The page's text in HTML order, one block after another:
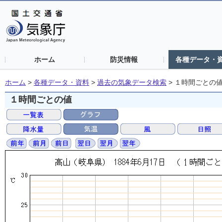
ホーム 防災情報 各種データ・
ホーム > 各種データ・資料 > 過去の気象データ検索 > １時間ごとの
１時間ごとの値